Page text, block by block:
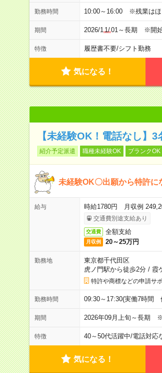
勤務時間 10:00～16:00 ※残業はほ
期間 2026/1 1/01～長期 ※開
特徴 履歴書不要/シフト勤務
気になる！
【未経験OK！電話なし】
紹介予定派遣 職種未経験OK ブランクOK
未経験OK〇出願から特許に
給与 時給1780円 月収例
交通費別途支給あり
交通費 全額支給
月収例 20～25万円
勤務地
東京都千代田区
虎ノ門駅から徒歩2分/ 霞
特許や商標などの申請サ
勤務時間 09:30～17:30(実働7時間
期間 2026年09月上旬～長期
特徴 40～50代活躍中/電話対応
気になる！